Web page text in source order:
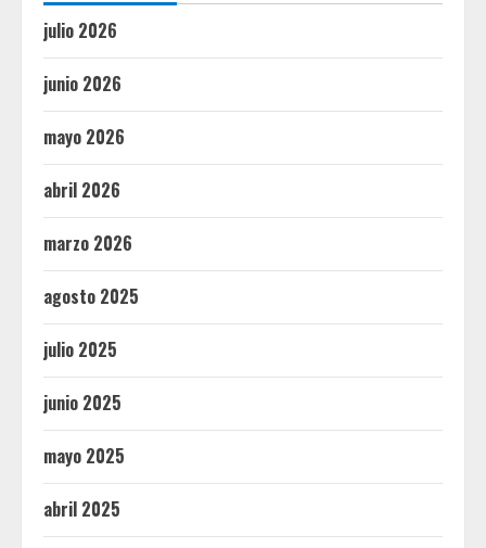
julio 2026
junio 2026
mayo 2026
abril 2026
marzo 2026
agosto 2025
julio 2025
junio 2025
mayo 2025
abril 2025